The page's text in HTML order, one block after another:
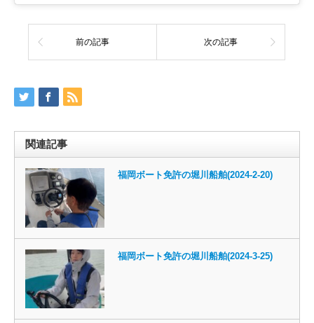
前の記事 次の記事
関連記事
福岡ボート免許の堀川船舶(2024-2-20)
福岡ボート免許の堀川船舶(2024-3-25)